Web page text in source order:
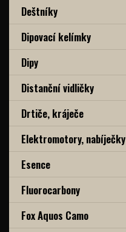
Deštníky
Dipovací kelímky
Dipy
Distanční vidličky
Drtiče, kráječe
Elektromotory, nabíječky
Esence
Fluorocarbony
Fox Aquos Camo